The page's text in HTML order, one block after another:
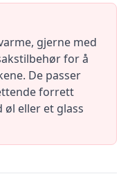
gjerne med
for å
De passer
forrett
øl eller et glass